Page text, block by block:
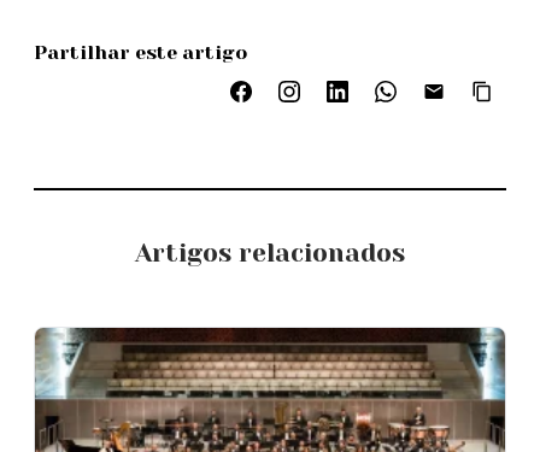
Partilhar este artigo
Artigos relacionados